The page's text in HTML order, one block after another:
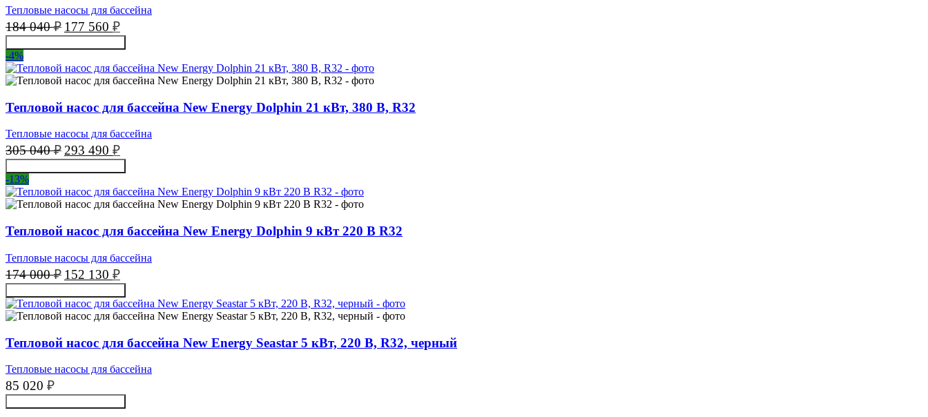
Тепловые насосы для бассейна
184 040₽ Первоначальная
цена
составляла
040 ₽.
177 560 ₽Текущая
цена:
177
-4%
Тепловой насос для бассейна New Energy Dolphin 21 кВт, 380 В, R32
Тепловые насосы для бассейна
305 040₽ Первоначальная
цена
составляла
040 ₽.
293 490 ₽Текущая
цена:
293
490 ₽.
-13%
Тепловой насос для бассейна New Energy Dolphin 9 кВт 220 В R32
Тепловые насосы для бассейна
174 000₽ Первоначальная
цена
составляла
174
000 ₽.
152 130 ₽Текущая
цена:
152
130 ₽.
Тепловой насос для бассейна New Energy Seastar 5 кВт, 220 В, R32, черный
Тепловые насосы для бассейна
85 020 ₽